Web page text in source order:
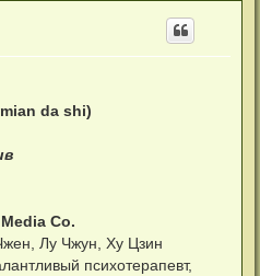
р
da shi)
Co.
Лу Чжун, Ху Цзин
психотерапевт,